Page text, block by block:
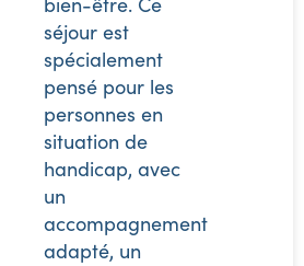
séjour est
spécialement
pensé pour les
personnes en
situation de
handicap, avec
un
accompagnement
adapté, un